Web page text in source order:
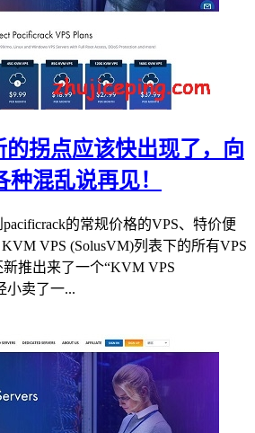
拐点应该快出现了，向
混乱说再见！
的常规价格的VPS、特价便
VPS (SolusVM)列表下的所有VPS
推出来了一个“KVM VPS
小卖了一...